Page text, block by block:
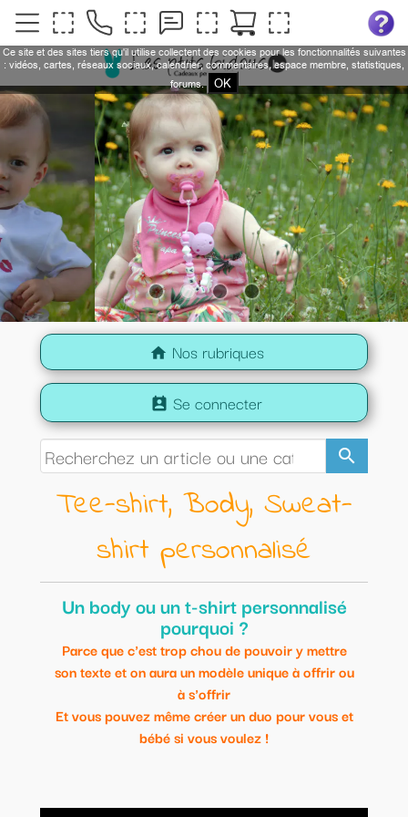
home Nos rubriques
search
perm_contact_calendar Se connecter
Tee-shirt, Body, Sweat-
shirt personnalisé
Un body ou un t-shirt personnalisé
pourquoi ?
Parce que c'est trop chou de pouvoir y mettre
son texte et on aura un modèle unique à offrir ou
à s'offrir
Et vous pouvez même créer un duo pour vous et
bébé si vous voulez !
Modèles uniques et personnalisables.
Ce site et des sites tiers qu'il utilise collectent des cookies pour les fonctionnalités suivantes
: vidéos, cartes, réseaux sociaux, calendrier, commentaires, espace membre, statistiques,
forums.
OK